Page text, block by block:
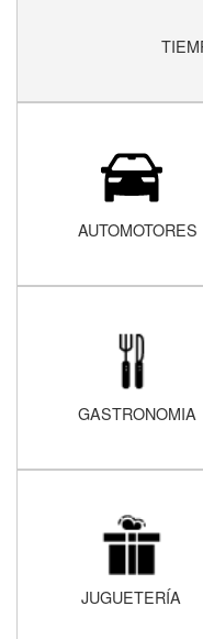
AUTOMOTORES
GASTRONOMIA
JUGUETERÍA